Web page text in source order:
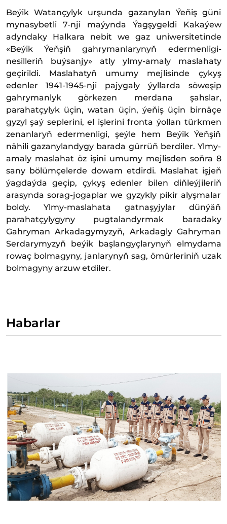
Beýik Watançylyk urşunda gazanylan Ýeňiş güni
mynasybetli 7-nji maýynda Ýagşygeldi Kakaýew
adyndaky Halkara nebit we gaz uniwersitetinde
«Beýik Ýeňşiň gahrymanlarynyň edermenligi-
nesilleriň buýsanjy» atly ylmy-amaly maslahaty
geçirildi. Maslahatyň umumy mejlisinde çykyş
edenler 1941-1945-nji pajygaly ýyllarda söweşip
gahrymanlyk görkezen merdana şahslar,
parahatçylyk üçin, watan üçin, ýeňiş üçin birnäçe
gyzyl şaý seplerini, el işlerini fronta ýollan türkmen
zenanlaryň edermenligi, şeýle hem Beýik Ýeňşiň
nähili gazanylandygy barada gürrüň berdiler. Ylmy-
amaly maslahat öz işini umumy mejlisden soňra 8
sany bölümçelerde dowam etdirdi. Maslahat işjeň
ýagdaýda geçip, çykyş edenler bilen diňleýjileriň
arasynda sorag-jogaplar we gyzykly pikir alyşmalar
boldy. Ylmy-maslahata gatnaşyjylar dünýäň
parahatçylygyny pugtalandyrmak baradaky
Gahryman Arkadagymyzyň, Arkadagly Gahryman
Serdarymyzyň beýik başlangyçlarynyň elmydama
rowaç bolmagyny, janlarynyň sag, ömürleriniň uzak
bolmagyny arzuw etdiler.
Habarlar